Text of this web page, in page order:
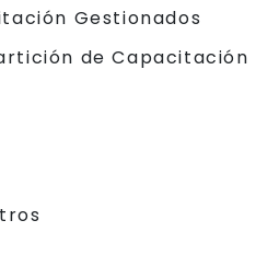
Gestionados
de Capacitación